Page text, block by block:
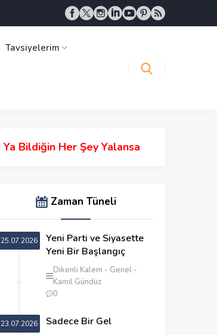
Tavsiyelerim
Ya Bildiğin Her Şey Yalansa
Zaman Tüneli
25.07.2026
Yeni Parti ve Siyasette
Yeni Bir Başlangıç
Dikenli Kalem
Genel
Kamil Gündüz
0
23.07.2026 Sadece Bir Gel